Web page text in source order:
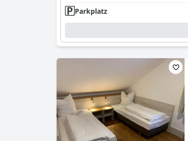
Parkplatz